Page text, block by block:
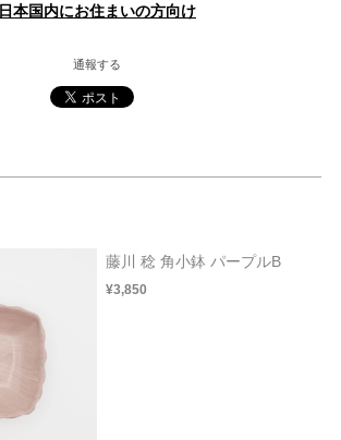
日本国内にお住まいの方向け
通報する
藤川 稔 角小鉢 パープルB
¥3,850